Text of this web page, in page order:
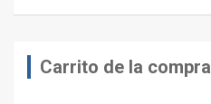
Carrito de la compra